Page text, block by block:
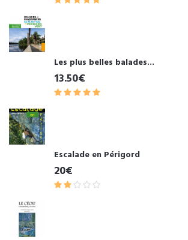
Les plus belles balades...
13.50€
Escalade en Périgord
20€